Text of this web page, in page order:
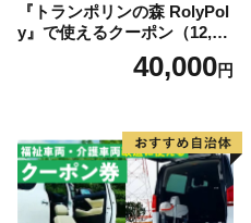
「歌才ブナ林」（1928(昭
として国の天然記念物に指
では、幹が伸び枝葉が上に
護活動により２度の伐採の
のシンボルとして多くの人
2004(平成16)年には、これ
くりと、歌才に加え添別・
『トランポリンの森 RolyPol
y』で使えるクーポン（12,00
40,000円